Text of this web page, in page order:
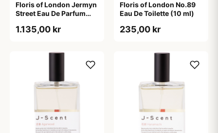
Floris of London Jermyn
Street Eau De Parfum
1.135,00 kr
Floris of London No.89
Eau De Toilette (10 ml)
235,00 kr